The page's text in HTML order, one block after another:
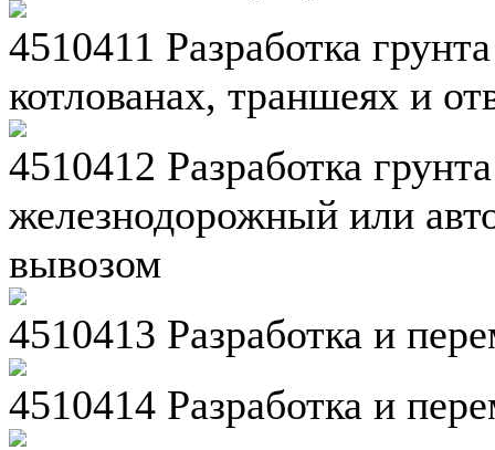
4510411 Разработка
котлованах, траншеях и
4510412 Разработка
железнодорожный или
вывозом
4510413 Разработка и
4510414 Разработка и